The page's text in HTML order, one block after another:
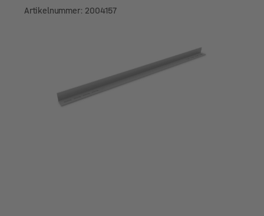
Artikelnummer: 2004157